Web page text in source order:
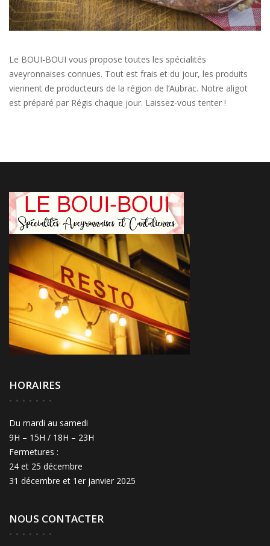
Le BOUI-BOUI vous propose toutes les spécialités
aveyronnaises connues. Tout est frais et du jour, les produits
viennent de producteurs de la région de l’Aubrac. Notre aligot
est préparé par Régis chaque jour. Laissez-vous tenter !
HORAIRES
Du mardi au samedi
9H – 15H / 18H – 23H
Fermetures :
24 et 25 décembre
31 décembre et 1er janvier 2025
NOUS CONTACTER